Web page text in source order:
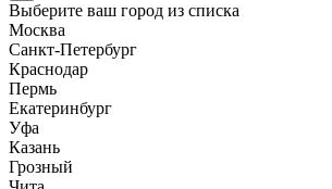
Выберите ваш город из списка
Москва
Санкт-Петербург
Краснодар
Пермь
Екатеринбург
Уфа
Казань
Грозный